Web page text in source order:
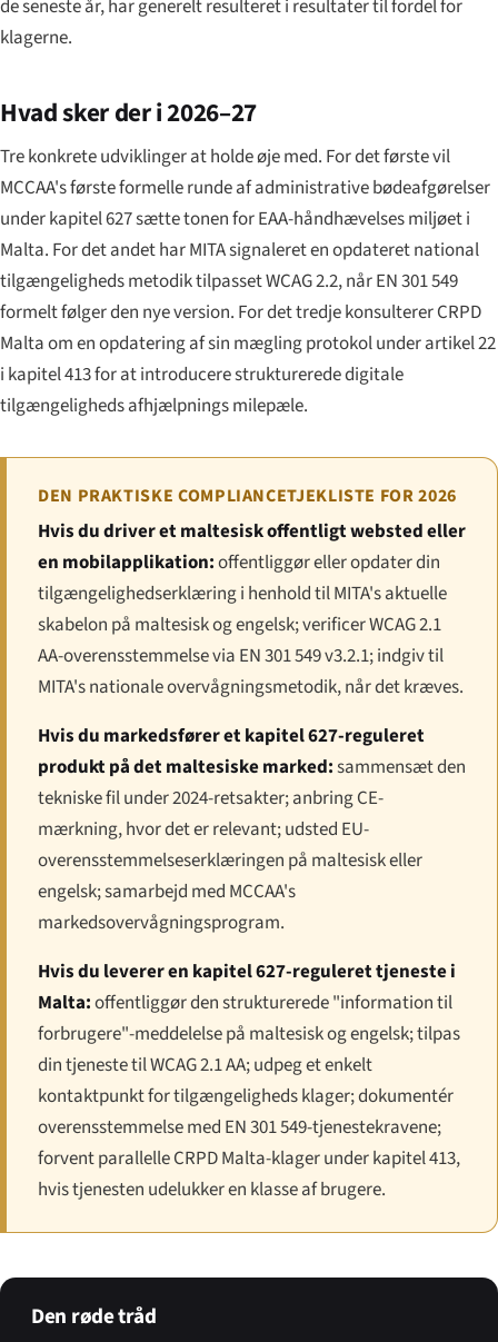
de seneste år, har generelt resulteret i resultater til fordel for
klagerne.
Hvad sker der i 2026–27
Tre konkrete udviklinger at holde øje med. For det første vil
MCCAA's første formelle runde af administrative bødeafgørelser
under kapitel 627 sætte tonen for EAA-håndhævelses miljøet i
Malta. For det andet har MITA signaleret en opdateret national
tilgængeligheds metodik tilpasset WCAG 2.2, når EN 301 549
formelt følger den nye version. For det tredje konsulterer CRPD
Malta om en opdatering af sin mægling protokol under artikel 22
i kapitel 413 for at introducere strukturerede digitale
tilgængeligheds afhjælpnings milepæle.
DEN PRAKTISKE COMPLIANCETJEKLISTE FOR 2026
Hvis du driver et maltesisk offentligt websted eller
en mobilapplikation:offentliggør eller opdater din
tilgængelighedserklæring i henhold til MITA's aktuelle
skabelon på maltesisk og engelsk; verificer WCAG 2.1
AA-overensstemmelse via EN 301 549 v3.2.1; indgiv til
MITA's nationale overvågningsmetodik, når det kræves.
Hvis du markedsfører et kapitel 627-reguleret
produkt på det maltesiske marked:sammensæt den
tekniske fil under 2024-retsakter; anbring CE-
mærkning, hvor det er relevant; udsted EU-
overensstemmelseserklæringen på maltesisk eller
engelsk; samarbejd med MCCAA's
markedsovervågningsprogram.
Hvis du leverer en kapitel 627-reguleret tjeneste i
Malta:offentliggør den strukturerede "information til
forbrugere"-meddelelse på maltesisk og engelsk; tilpas
din tjeneste til WCAG 2.1 AA; udpeg et enkelt
kontaktpunkt for tilgængeligheds klager; dokumentér
overensstemmelse med EN 301 549-tjenestekravene;
forvent parallelle CRPD Malta-klager under kapitel 413,
hvis tjenesten udelukker en klasse af brugere.
Den røde tråd